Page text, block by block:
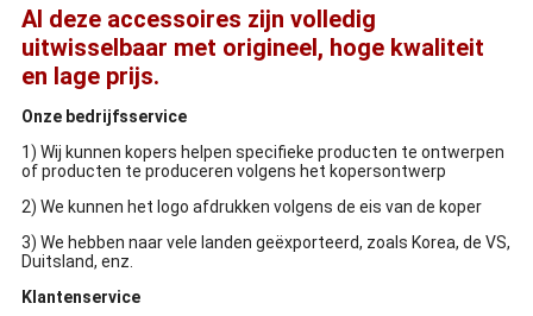
Al deze accessoires zijn volledig
uitwisselbaar met origineel, hoge kwaliteit
en lage prijs.
Onze bedrijfsservice
1) Wij kunnen kopers helpen specifieke producten te ontwerpen
of producten te produceren volgens het kopersontwerp
2) We kunnen het logo afdrukken volgens de eis van de koper
3) We hebben naar vele landen geëxporteerd, zoals Korea, de VS,
Duitsland, enz.
Klantenservice